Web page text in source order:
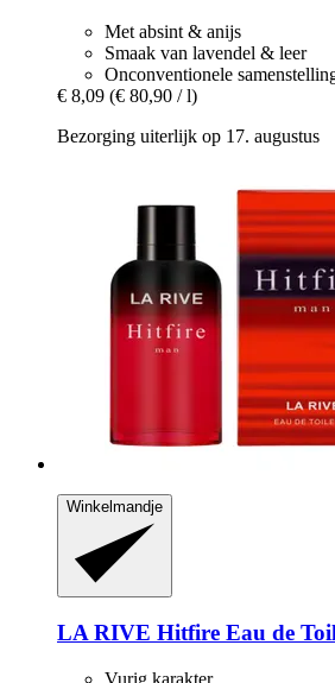
Met absint & anijs
Smaak van lavendel & leer
Onconventionele
€ 8,09 (€ 80,90 / l)
Bezorging uiterlijk op 17. augustus
Winkelmandje
LA RIVE Hitfire Eau de
Vurig karakter